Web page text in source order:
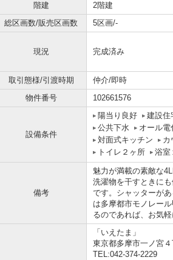
階建
2階建
総区画数/販売区画数
5区画/-
現況 完成済み
取引態様/引渡時期
仲介/即時
物件番号
102661576
設備条件
陽当り良好 建設住
公共下水
オール電
対面式キッチン
カ
トイレ２ヶ所
浴室
備考
魅力が満載の素敵な
洗濯物を干すときに
です。シャッターが
は多摩都市モノレー
るのであれば、お気
「いえたま」
東京都多摩市一ノ宮
TEL:042-374-2229